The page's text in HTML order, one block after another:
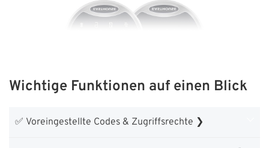
Wichtige Funktionen auf einen Blick
✅ Voreingestellte Codes & Zugriffsrechte ❯